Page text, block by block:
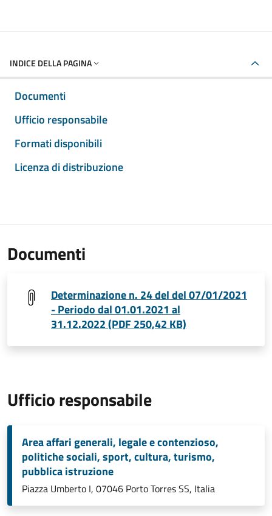
INDICE DELLA PAGINA
Documenti
Ufficio responsabile
Formati disponibili
Licenza di distribuzione
Documenti
Determinazione n. 24 del del 07/01/2021
- Periodo dal 01.01.2021 al
31.12.2022 (PDF 250,42 KB)
Ufficio responsabile
Area affari generali, legale e contenzioso,
politiche sociali, sport, cultura, turismo,
pubblica istruzione
Piazza Umberto I, 07046 Porto Torres SS, Italia